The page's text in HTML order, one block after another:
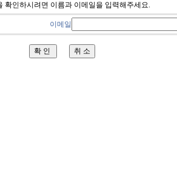
확인하시려면 이름과 이메일을 입력해주세요.
이메일